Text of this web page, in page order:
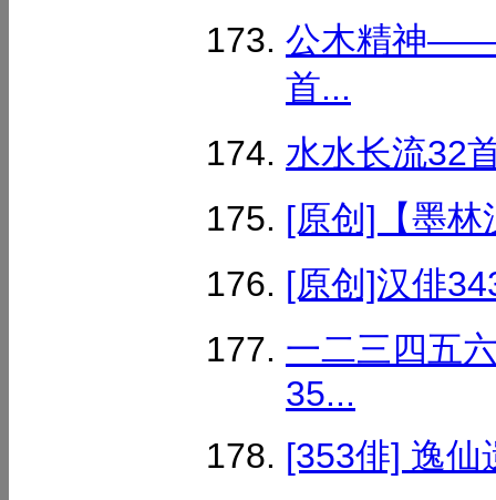
公木精神——
首...
水水长流32
[原创]【墨
[原创]汉俳
一二三四五
35...
[353俳] 逸仙